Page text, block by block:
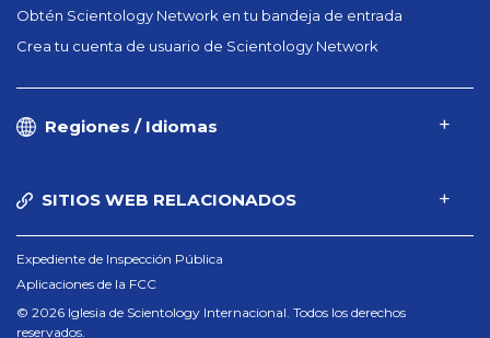
Obtén Scientology Network en tu bandeja de entrada
Crea tu cuenta de usuario de Scientology Network
Regiones / Idiomas
SITIOS WEB RELACIONADOS
Expediente de Inspección Pública
Aplicaciones de la FCC
© 2026 Iglesia de Scientology Internacional. Todos los derechos
reservados.